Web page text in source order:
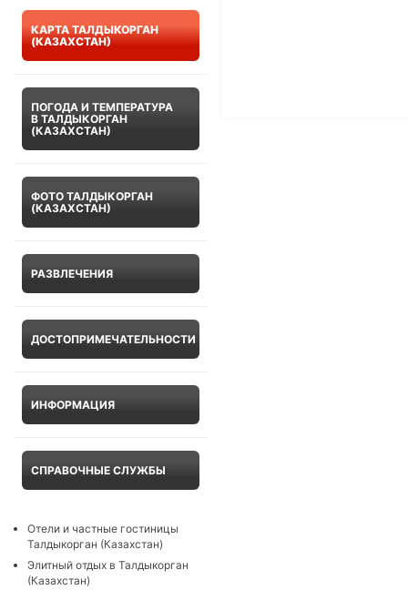
КАРТА ТАЛДЫКОРГАН
(КАЗАХСТАН)
ПОГОДА И ТЕМПЕРАТУРА
В ТАЛДЫКОРГАН
(КАЗАХСТАН)
ФОТО ТАЛДЫКОРГАН
(КАЗАХСТАН)
РАЗВЛЕЧЕНИЯ
ДОСТОПРИМЕЧАТЕЛЬНОСТИ
ИНФОРМАЦИЯ
СПРАВОЧНЫЕ СЛУЖБЫ
Отели и частные гостиницы
Талдыкорган (Казахстан)
Элитный отдых в Талдыкорган
(Казахстан)